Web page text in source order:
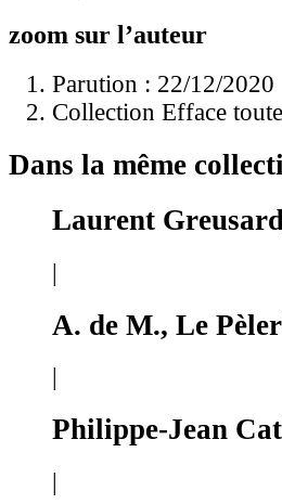
zoom sur l’auteur
Parution : 22/12/2020
Collection Efface
Dans la même
Laurent
|
A. de M., Le
Philippe-Jean
|